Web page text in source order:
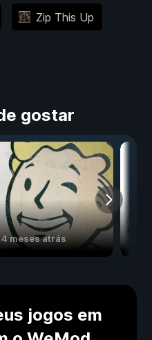
Zip This Up
gostar
4 meses atrás
jogos em